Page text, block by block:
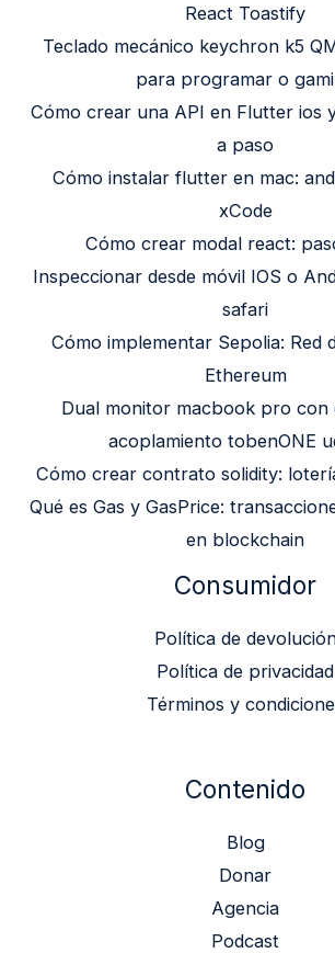
React Toastify
Teclado mecánico keychron k5
para programar o
Cómo crear una API en Flutter ios
a paso
Cómo instalar flutter en mac:
xCode
Cómo crear modal react:
Inspeccionar desde móvil IOS o
safari
Cómo implementar Sepolia: Red
Ethereum
Dual monitor macbook pro con
acoplamiento tobenONE
Cómo crear contrato solidity:
Qué es Gas y GasPrice:
en blockchain
Consumidor
Política de
Política de privacidad
Términos y
Contenido
Blog
Donar
Agencia
Podcast